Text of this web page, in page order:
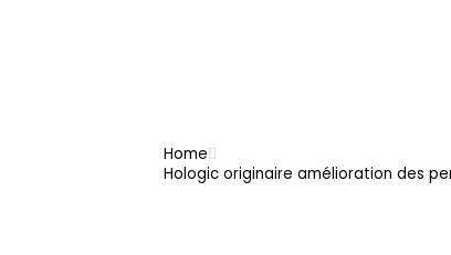
Home
Hologic originaire amélioration des